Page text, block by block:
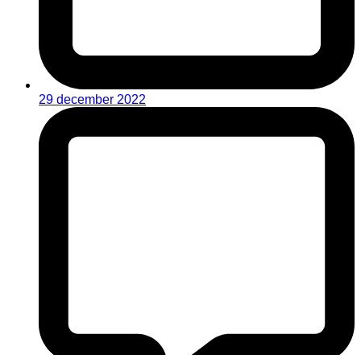
29 december 2022